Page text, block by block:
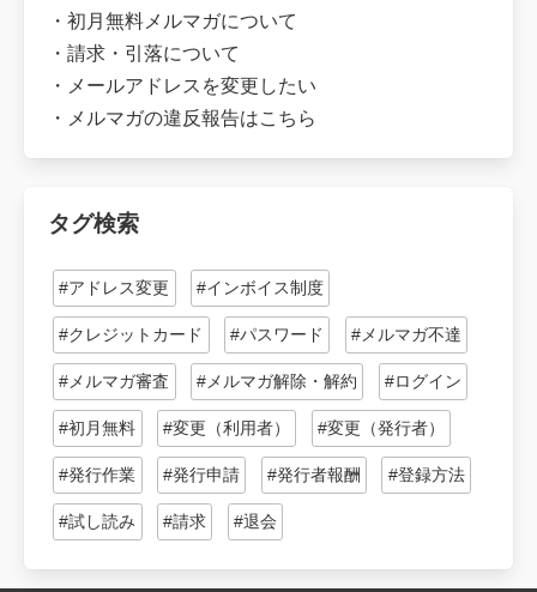
・ 初月無料メルマガについて
・ 請求・引落について
・ メールアドレスを変更したい
・ メルマガの違反報告はこちら
タグ検索
#アドレス変更 #インボイス制度
#クレジットカード #パスワード #メルマガ不達
#メルマガ審査 #メルマガ解除・解約 #ログイン
#初月無料 #変更（利用者） #変更（発行者）
#発行作業 #発行申請 #発行者報酬 #登録方法
#試し読み #請求 #退会